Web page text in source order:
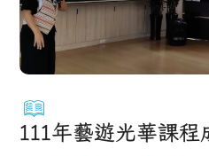
111年藝遊光華課